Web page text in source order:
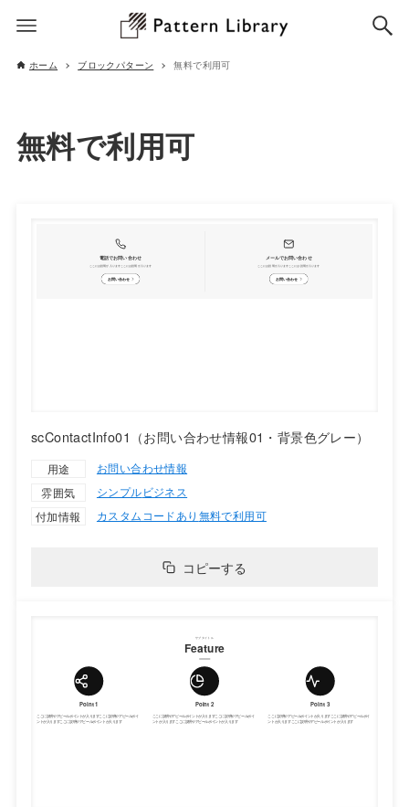
ホーム ブロックパターン 無料で利用可
無料で利用可
scContactInfo01（お問い合わせ情報01・背景色グレー）
用途
お問い合わせ情報
雰囲気
シンプルビジネス
付加情報
カスタムコードあり 無料で利用可
コピーする